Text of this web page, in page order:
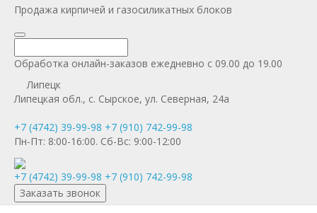
Продажа кирпичей и газосиликатных блоков
Обработка онлайн-заказов ежедневно с 09.00 до 19.00
Липецк
Липецкая обл., с. Сырское, ул. Северная, 24а
+7 (4742) 39-99-98 +7 (910) 742-99-98
Пн-Пт: 8:00-16:00. Сб-Вс: 9:00-12:00
+7 (4742) 39-99-98 +7 (910) 742-99-98
Заказать звонок